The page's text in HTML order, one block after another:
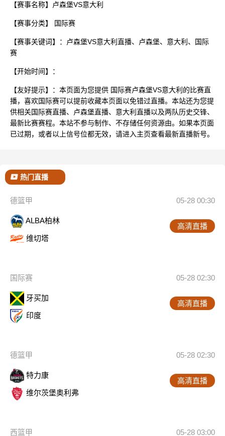
【赛事名称】卢森堡VS意大利
【赛事分类】 国际赛
【赛事关键词】：卢森堡VS意大利直播、卢森堡、意大利、国际
赛
【开始时间】：
【友好提示】：本页面为您提供 国际赛卢森堡VS意大利的比赛直
播，喜欢国际赛可以提前收藏本页面以免错过直播。本站还为您提
供相关国际赛直播、卢森堡直播、意大利直播以及两队历史交锋、
最新比赛赛程。本站不参与制作、不存储任何资源由。如果本页面
已过期，或者以上信号位都无效，请进入主页查看最新直播新号。
热门直播
德篮甲 05-28 00:30
ALBA柏林
维切塔
高清直播
国际赛 05-28 02:30
牙买加
印度
高清直播
德篮甲 05-28 02:30
特力康
维尔茨堡奥利弗
高清直播
西篮甲 05-28 03:00